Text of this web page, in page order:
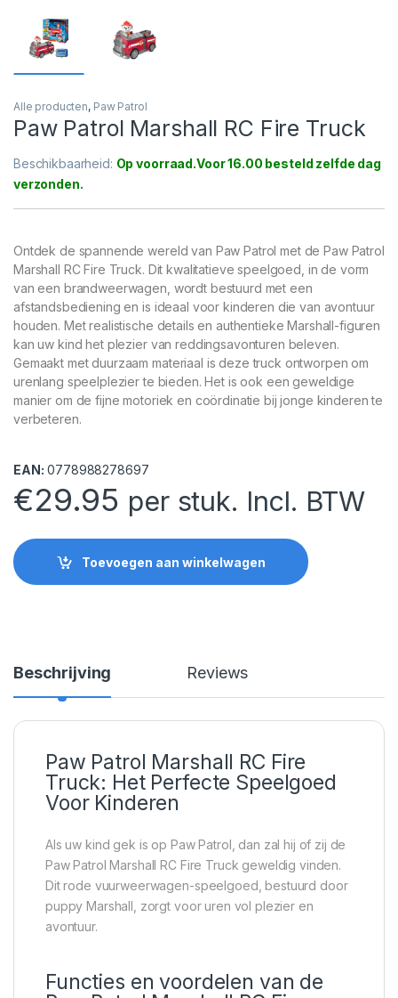
Alle producten, Paw Patrol
Paw Patrol Marshall RC Fire Truck
Beschikbaarheid: Op voorraad
Ontdek de spannende wereld van Paw Patrol met de Paw Patrol
Marshall RC Fire Truck. Dit kwalitatieve speelgoed, in de vorm
van een brandweerwagen, wordt bestuurd met een
afstandsbediening en is ideaal voor kinderen die van avontuur
houden. Met realistische details en authentieke Marshall-figuren
kan uw kind het plezier van reddingsavonturen beleven.
Gemaakt met duurzaam materiaal is deze truck ontworpen om
urenlang speelplezier te bieden. Het is ook een geweldige
manier om de fijne motoriek en coördinatie bij jonge kinderen te
verbeteren.
EAN: 0778988278697
€29.95 per stuk. Incl. BTW
Toevoegen aan winkelwagen
Beschrijving Reviews
Paw Patrol Marshall RC Fire
Truck: Het Perfecte Speelgoed
Voor Kinderen
Als uw kind gek is op Paw Patrol, dan zal hij of zij de
Paw Patrol Marshall RC Fire Truck geweldig vinden.
Dit rode vuurweerwagen-speelgoed, bestuurd door
puppy Marshall, zorgt voor uren vol plezier en
avontuur.
Functies en voordelen van de